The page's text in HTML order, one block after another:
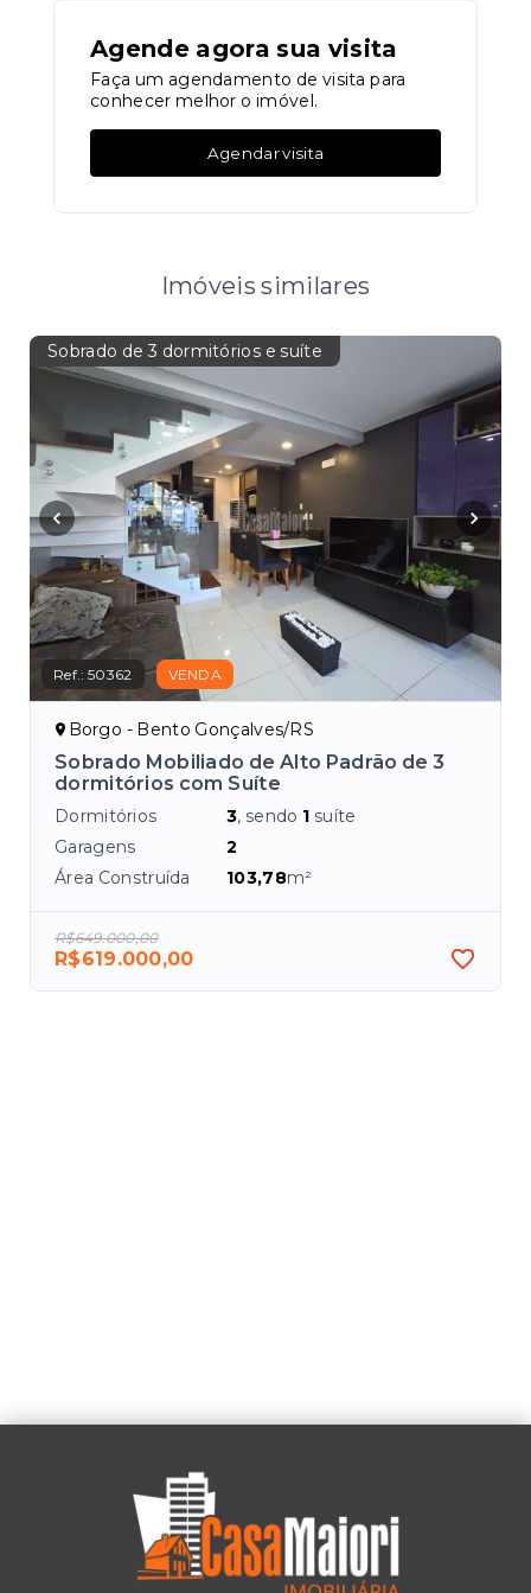
Agende agora sua visita
Faça um agendamento de visita para
conhecer melhor o imóvel.
Agendar visita
Imóveis similares
Sobrado de 3 dormitórios e suíte
Ref.:50362 VENDA
Borgo - Bento Gonçalves/RS
Sobrado Mobiliado de Alto Padrão de 3
dormitórios com Suíte
Dormitórios 3, sendo 1 suíte
Garagens
2
Área Construída
103,78m²
R$649.000,00
R$619.000,00